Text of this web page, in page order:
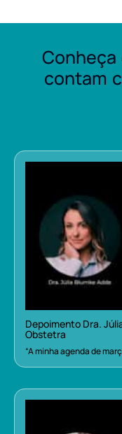
contam
Depoimento Dra.
Obstetra
“A minha agenda de